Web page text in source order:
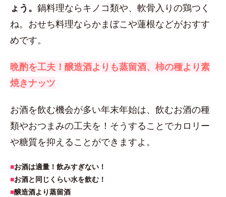
ょう。 鍋料理ならキノコ類や、軟骨入りの鶏つく
ね。おせち料理ならかまぼこや蓮根などがおすす
めです。
晩酌を工夫！醸造酒よりも蒸留酒、柿の種より素
焼きナッツ
お酒を飲む機会が多い年末年始は、飲むお酒の種
類やおつまみの工夫を！そうすることでカロリー
や糖質を抑えることができますよ。
■お酒は適量！飲みすぎない！
■お酒と同じくらい水を飲む！
■醸造酒より蒸留酒